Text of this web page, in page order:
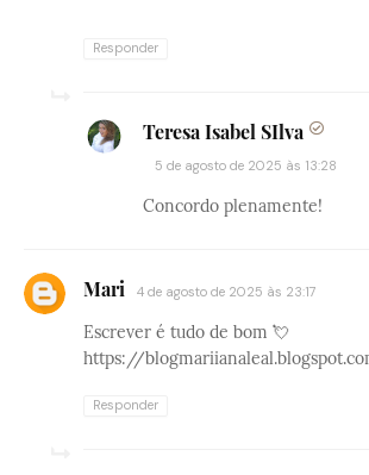
Responder
Teresa Isabel SIlva
5 de agosto de 2025 às 13:28
Concordo plenamente!
Mari 4 de agosto de 2025 às 23:17
Escrever é tudo de bom 💘
https://
Responder